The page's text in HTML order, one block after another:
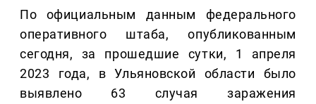
По официальным данным федерального
оперативного штаба, опубликованным
сегодня, за прошедшие сутки, 1 апреля
2023 года, в Ульяновской области было
выявлено 63 случая заражения